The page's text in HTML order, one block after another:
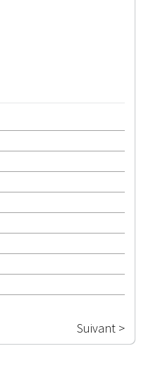
Suivant >